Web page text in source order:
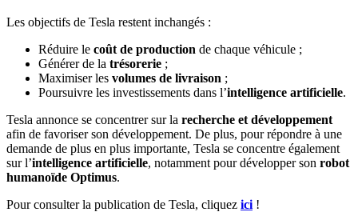
Les objectifs de Tesla restent inchangés :
Réduire le coût de production de chaque véhicule ;
Générer de la trésorerie ;
Maximiser les volumes de livraison ;
Poursuivre les investissements dans l’intelligence artificielle.
Tesla annonce se concentrer sur la recherche et développement
afin de favoriser son développement. De plus, pour répondre à une
demande de plus en plus importante, Tesla se concentre également
sur l’intelligence artificielle, notamment pour développer son robot
humanoïde Optimus.
Pour consulter la publication de Tesla, cliquez ici!